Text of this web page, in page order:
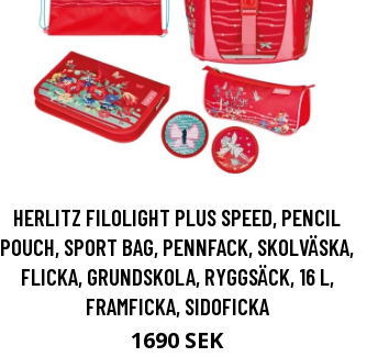
HERLITZ FILOLIGHT PLUS SPEED, PENCIL
POUCH, SPORT BAG, PENNFACK, SKOLVÄSKA,
FLICKA, GRUNDSKOLA, RYGGSÄCK, 16 L,
FRAMFICKA, SIDOFICKA
1690 SEK